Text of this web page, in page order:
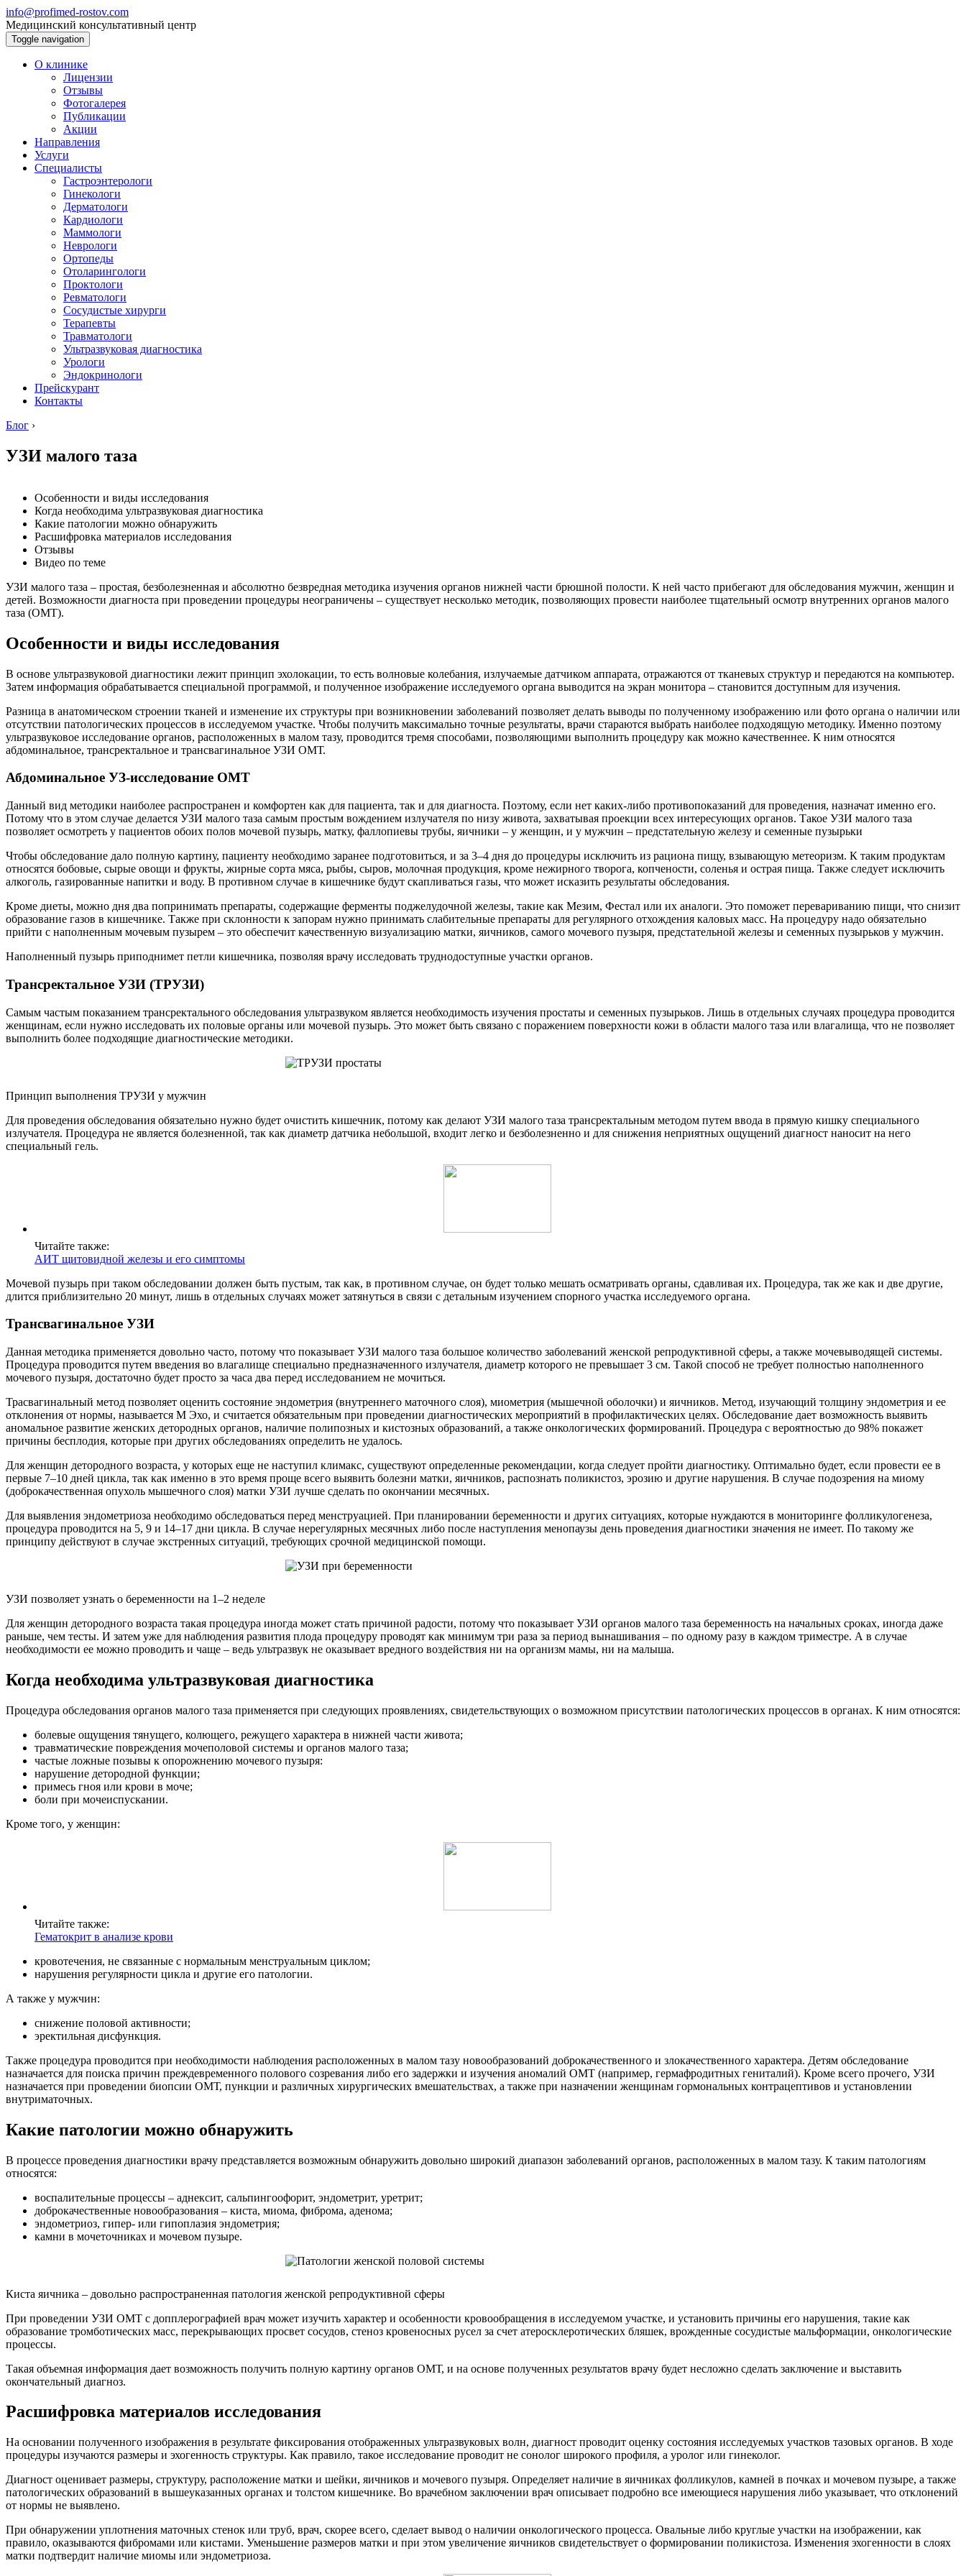
info@profimed-rostov.com
Медицинский консультативный центр
Toggle navigation
О клинике
Лицензии
Отзывы
Фотогалерея
Публикации
Акции
Направления
Услуги
Специалисты
Гастроэнтерологи
Гинекологи
Дерматологи
Кардиологи
Маммологи
Неврологи
Ортопеды
Отоларингологи
Проктологи
Ревматологи
Сосудистые хирурги
Терапевты
Травматологи
Ультразвуковая диагностика
Урологи
Эндокринологи
Прейскурант
Контакты
Блог ›
УЗИ малого таза
Особенности и виды исследования
Когда необходима ультразвуковая диагностика
Какие патологии можно обнаружить
Расшифровка материалов исследования
Отзывы
Видео по теме
УЗИ малого таза – простая, безболезненная и абсолютно безвредная методика изучения органов нижней части брюшной полости. К ней часто прибегают для обследования мужчин, женщин и
детей. Возможности диагноста при проведении процедуры неограничены – существует несколько методик, позволяющих провести наиболее тщательный осмотр внутренних органов малого
таза (ОМТ).
Особенности и виды исследования
В основе ультразвуковой диагностики лежит принцип эхолокации, то есть волновые колебания, излучаемые датчиком аппарата, отражаются от тканевых структур и передаются на компьютер.
Затем информация обрабатывается специальной программой, и полученное изображение исследуемого органа выводится на экран монитора – становится доступным для изучения.
Разница в анатомическом строении тканей и изменение их структуры при возникновении заболеваний позволяет делать выводы по полученному изображению или фото органа о наличии или
отсутствии патологических процессов в исследуемом участке. Чтобы получить максимально точные результаты, врачи стараются выбрать наиболее подходящую методику. Именно поэтому
ультразвуковое исследование органов, расположенных в малом тазу, проводится тремя способами, позволяющими выполнить процедуру как можно качественнее. К ним относятся
абдоминальное, трансректальное и трансвагинальное УЗИ ОМТ.
Абдоминальное УЗ-исследование ОМТ
Данный вид методики наиболее распространен и комфортен как для пациента, так и для диагноста. Поэтому, если нет каких-либо противопоказаний для проведения, назначат именно его.
Потому что в этом случае делается УЗИ малого таза самым простым вождением излучателя по низу живота, захватывая проекции всех интересующих органов. Такое УЗИ малого таза
позволяет осмотреть у пациентов обоих полов мочевой пузырь, матку, фаллопиевы трубы, яичники – у женщин, и у мужчин – предстательную железу и семенные пузырьки
Чтобы обследование дало полную картину, пациенту необходимо заранее подготовиться, и за 3–4 дня до процедуры исключить из рациона пищу, взывающую метеоризм. К таким продуктам
относятся бобовые, сырые овощи и фрукты, жирные сорта мяса, рыбы, сыров, молочная продукция, кроме нежирного творога, копчености, соленья и острая пища. Также следует исключить
алкоголь, газированные напитки и воду. В противном случае в кишечнике будут скапливаться газы, что может исказить результаты обследования.
Кроме диеты, можно дня два попринимать препараты, содержащие ферменты поджелудочной железы, такие как Мезим, Фестал или их аналоги. Это поможет перевариванию пищи, что снизит
образование газов в кишечнике. Также при склонности к запорам нужно принимать слабительные препараты для регулярного отхождения каловых масс. На процедуру надо обязательно
прийти с наполненным мочевым пузырем – это обеспечит качественную визуализацию матки, яичников, самого мочевого пузыря, предстательной железы и семенных пузырьков у мужчин.
Наполненный пузырь приподнимет петли кишечника, позволяя врачу исследовать труднодоступные участки органов.
Трансректальное УЗИ (ТРУЗИ)
Самым частым показанием трансректального обследования ультразвуком является необходимость изучения простаты и семенных пузырьков. Лишь в отдельных случаях процедура проводится
женщинам, если нужно исследовать их половые органы или мочевой пузырь. Это может быть связано с поражением поверхности кожи в области малого таза или влагалища, что не позволяет
выполнить более подходящие диагностические методики.
Принцип выполнения ТРУЗИ у мужчин
Для проведения обследования обязательно нужно будет очистить кишечник, потому как делают УЗИ малого таза трансректальным методом путем ввода в прямую кишку специального
излучателя. Процедура не является болезненной, так как диаметр датчика небольшой, входит легко и безболезненно и для снижения неприятных ощущений диагност наносит на него
специальный гель.
Читайте также:
АИТ щитовидной железы и его симптомы
Мочевой пузырь при таком обследовании должен быть пустым, так как, в противном случае, он будет только мешать осматривать органы, сдавливая их. Процедура, так же как и две другие,
длится приблизительно 20 минут, лишь в отдельных случаях может затянуться в связи с детальным изучением спорного участка исследуемого органа.
Трансвагинальное УЗИ
Данная методика применяется довольно часто, потому что показывает УЗИ малого таза большое количество заболеваний женской репродуктивной сферы, а также мочевыводящей системы.
Процедура проводится путем введения во влагалище специально предназначенного излучателя, диаметр которого не превышает 3 см. Такой способ не требует полностью наполненного
мочевого пузыря, достаточно будет просто за часа два перед исследованием не мочиться.
Трасвагинальный метод позволяет оценить состояние эндометрия (внутреннего маточного слоя), миометрия (мышечной оболочки) и яичников. Метод, изучающий толщину эндометрия и ее
отклонения от нормы, называется М Эхо, и считается обязательным при проведении диагностических мероприятий в профилактических целях. Обследование дает возможность выявить
аномальное развитие женских детородных органов, наличие полипозных и кистозных образований, а также онкологических формирований. Процедура с вероятностью до 98% покажет
причины бесплодия, которые при других обследованиях определить не удалось.
Для женщин детородного возраста, у которых еще не наступил климакс, существуют определенные рекомендации, когда следует пройти диагностику. Оптимально будет, если провести ее в
первые 7–10 дней цикла, так как именно в это время проще всего выявить болезни матки, яичников, распознать поликистоз, эрозию и другие нарушения. В случае подозрения на миому
(доброкачественная опухоль мышечного слоя) матки УЗИ лучше сделать по окончании месячных.
Для выявления эндометриоза необходимо обследоваться перед менструацией. При планировании беременности и других ситуациях, которые нуждаются в мониторинге фолликулогенеза,
процедура проводится на 5, 9 и 14–17 дни цикла. В случае нерегулярных месячных либо после наступления менопаузы день проведения диагностики значения не имеет. По такому же
принципу действуют в случае экстренных ситуаций, требующих срочной медицинской помощи.
УЗИ позволяет узнать о беременности на 1–2 неделе
Для женщин детородного возраста такая процедура иногда может стать причиной радости, потому что показывает УЗИ органов малого таза беременность на начальных сроках, иногда даже
раньше, чем тесты. И затем уже для наблюдения развития плода процедуру проводят как минимум три раза за период вынашивания – по одному разу в каждом триместре. А в случае
необходимости ее можно проводить и чаще – ведь ультразвук не оказывает вредного воздействия ни на организм мамы, ни на малыша.
Когда необходима ультразвуковая диагностика
Процедура обследования органов малого таза применяется при следующих проявлениях, свидетельствующих о возможном присутствии патологических процессов в органах. К ним относятся:
болевые ощущения тянущего, колющего, режущего характера в нижней части живота;
травматические повреждения мочеполовой системы и органов малого таза;
частые ложные позывы к опорожнению мочевого пузыря:
нарушение детородной функции;
примесь гноя или крови в моче;
боли при мочеиспускании.
Кроме того, у женщин:
Читайте также:
Гематокрит в анализе крови
кровотечения, не связанные с нормальным менструальным циклом;
нарушения регулярности цикла и другие его патологии.
А также у мужчин:
снижение половой активности;
эректильная дисфункция.
Также процедура проводится при необходимости наблюдения расположенных в малом тазу новообразований доброкачественного и злокачественного характера. Детям обследование
назначается для поиска причин преждевременного полового созревания либо его задержки и изучения аномалий ОМТ (например, гермафродитных гениталий). Кроме всего прочего, УЗИ
назначается при проведении биопсии ОМТ, пункции и различных хирургических вмешательствах, а также при назначении женщинам гормональных контрацептивов и установлении
внутриматочных.
Какие патологии можно обнаружить
В процессе проведения диагностики врачу представляется возможным обнаружить довольно широкий диапазон заболеваний органов, расположенных в малом тазу. К таким патологиям
относятся:
воспалительные процессы – аднексит, сальпингоофорит, эндометрит, уретрит;
доброкачественные новообразования – киста, миома, фиброма, аденома;
эндометриоз, гипер- или гипоплазия эндометрия;
камни в мочеточниках и мочевом пузыре.
Киста яичника – довольно распространенная патология женской репродуктивной сферы
При проведении УЗИ ОМТ с допплерографией врач может изучить характер и особенности кровообращения в исследуемом участке, и установить причины его нарушения, такие как
образование тромботических масс, перекрывающих просвет сосудов, стеноз кровеносных русел за счет атеросклеротических бляшек, врожденные сосудистые мальформации, онкологические
процессы.
Такая объемная информация дает возможность получить полную картину органов ОМТ, и на основе полученных результатов врачу будет несложно сделать заключение и выставить
окончательный диагноз.
Расшифровка материалов исследования
На основании полученного изображения в результате фиксирования отображенных ультразвуковых волн, диагност проводит оценку состояния исследуемых участков тазовых органов. В ходе
процедуры изучаются размеры и эхогенность структуры. Как правило, такое исследование проводит не сонолог широкого профиля, а уролог или гинеколог.
Диагност оценивает размеры, структуру, расположение матки и шейки, яичников и мочевого пузыря. Определяет наличие в яичниках фолликулов, камней в почках и мочевом пузыре, а также
патологических образований в вышеуказанных органах и толстом кишечнике. Во врачебном заключении врач описывает подробно все имеющиеся нарушения либо указывает, что отклонений
от нормы не выявлено.
При обнаружении уплотнения маточных стенок или труб, врач, скорее всего, сделает вывод о наличии онкологического процесса. Овальные либо круглые участки на изображении, как
правило, оказываются фибромами или кистами. Уменьшение размеров матки и при этом увеличение яичников свидетельствует о формировании поликистоза. Изменения эхогенности в слоях
матки подтвердит наличие миомы или эндометриоза.